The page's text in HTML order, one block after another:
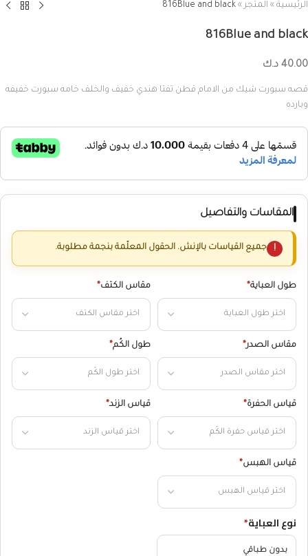
الرئيسية » المتجر »
816Blue and black
816Blue and black
40.00 د.ك
قصه سبورت شيك من الامام قطن تفتا هندي خفيف والخلف خامه سبورت خفيفه
وبارده
المقاسات والتفاصيل
جميع القياسات بالإنش. الحقول المعلّمة بنجمة مطلوبة.
طول العباية* مقاس الكتف*
مقاس الصدر* طول الكُم*
قياس الحفرة* قياس الزند*
قياس الهبس*
نوع العباية*
بدون طباقي